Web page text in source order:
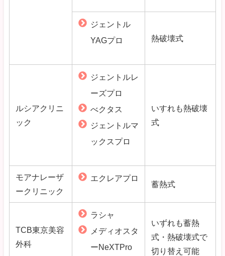
ジェントル
YAGプロ
熱破壊式
ルシアクリニ
ック
ジェントルレ
ーズプロ
べクタス
ジェントルマ
ックスプロ
いすれも熱破壊
式
モアナレーザ
ークリニック
エクレアプロ
蓄熱式
TCB東京美容
外科
ラシャ
メディオスタ
ーNeXTPro
いずれも蓄熱
式・熱破壊式で
切り替え可能